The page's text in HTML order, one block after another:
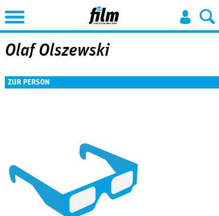
Jump to Navigation
Olaf Olszewski
ZUR PERSON